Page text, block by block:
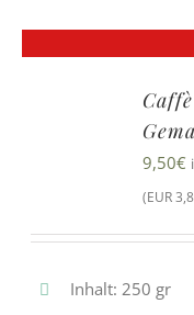
9,50€
(EUR
Inhalt: 250 gr